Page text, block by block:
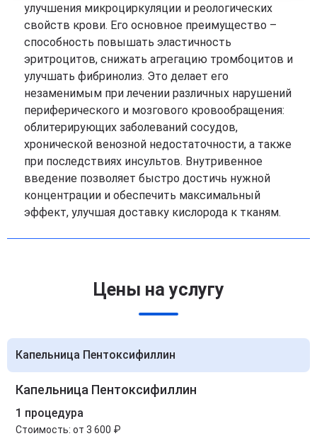
улучшения микроциркуляции и реологических
свойств крови. Его основное преимущество –
способность повышать эластичность
эритроцитов, снижать агрегацию тромбоцитов и
улучшать фибринолиз. Это делает его
незаменимым при лечении различных нарушений
периферического и мозгового кровообращения:
облитерирующих заболеваний сосудов,
хронической венозной недостаточности, а также
при последствиях инсультов. Внутривенное
введение позволяет быстро достичь нужной
концентрации и обеспечить максимальный
эффект, улучшая доставку кислорода к тканям.
Цены на услугу
Капельница Пентоксифиллин
Капельница Пентоксифиллин
1 процедура
Стоимость: от 3 600 ₽